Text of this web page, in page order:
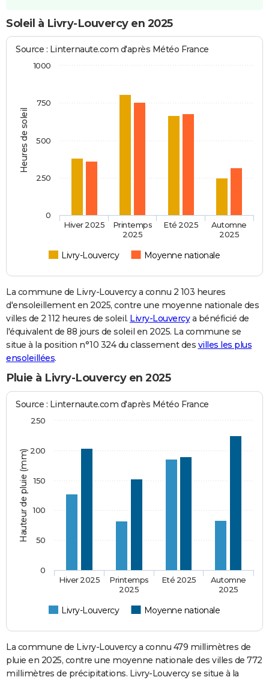
Soleil à Livry-Louvercy en 2025
Heures de soleil
Source : Linternaute.com d'après Météo France
Livry-Louvercy Moyenne nationale
Hiver 2025
Printemps
2025
Eté 2025
Automne
2025
0
250
500
750
1000
La commune de Livry-Louvercy a connu 2 103 heures
d'ensoleillement en 2025, contre une moyenne nationale des
villes de 2 112 heures de soleil. Livry-Louvercya bénéficié de
l'équivalent de 88 jours de soleil en 2025. La commune se
situe à la position n°10 324 du classement des villes les plus
ensoleillées.
Pluie à Livry-Louvercy en 2025
Hauteur de pluie (mm)
Source : Linternaute.com d'après Météo France
Livry-Louvercy Moyenne nationale
Hiver 2025
Printemps
2025
Eté 2025
Automne
2025
0
50
100
150
200
250
La commune de Livry-Louvercy a connu 479 millimètres de
pluie en 2025, contre une moyenne nationale des villes de 772
millimètres de précipitations. Livry-Louvercy se situe à la